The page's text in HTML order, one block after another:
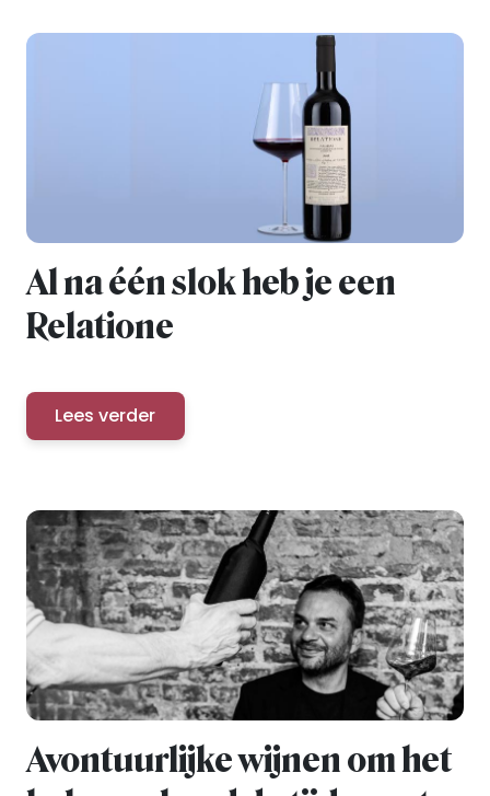
Al na één slok heb je een
Relatione
Lees verder
Avontuurlijke wijnen om het